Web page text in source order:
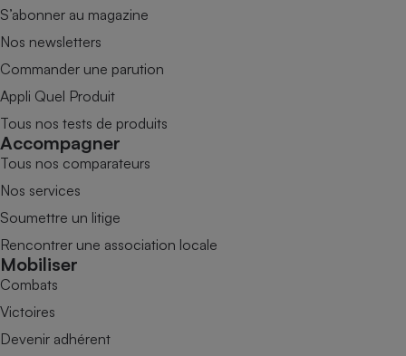
S’abonner au magazine
Nos newsletters
Commander une parution
Appli Quel Produit
Tous nos tests de produits
Accompagner
Tous nos comparateurs
Nos services
Soumettre un litige
Rencontrer une association locale
Mobiliser
Combats
Victoires
Devenir adhérent